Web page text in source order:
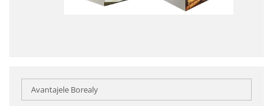
Avantajele Borealy